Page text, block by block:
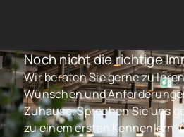
Noch nicht die richtige
Wir beraten Sie gerne zu
Wünschen und
Zuhause. Sprechen Sie uns
zu einem ersten Kennenlern-